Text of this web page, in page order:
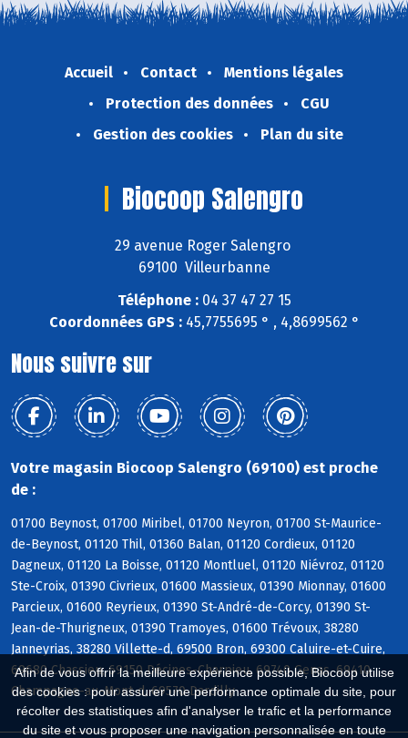
Afin de vous offrir la meilleure expérience possible, Biocoop utilise
des cookies : pour assurer une performance optimale du site, pour
récolter des statistiques afin d'analyser le trafic et la performance
du site et vous proposer une navigation personnalisée en toute
Accueil Contact
Mentions légales
Protection des données
CGU
Gestion des cookies
Plan du site
Biocoop Salengro
29 avenue Roger Salengro
69100 Villeurbanne
Téléphone :04 37 47 27 15
Coordonnées GPS :45,7755695 ° , 4,8699562 °
Nous suivre sur
Votre magasin Biocoop Salengro (69100) est proche
de :
01700 Beynost, 01700 Miribel, 01700 Neyron, 01700 St-Maurice-
de-Beynost, 01120 Thil, 01360 Balan, 01120 Cordieux, 01120
Dagneux, 01120 La Boisse, 01120 Montluel, 01120 Niévroz, 01120
Ste-Croix, 01390 Civrieux, 01600 Massieux, 01390 Mionnay, 01600
Parcieux, 01600 Reyrieux, 01390 St-André-de-Corcy, 01390 St-
Jean-de-Thurigneux, 01390 Tramoyes, 01600 Trévoux, 38280
Janneyrias, 38280 Villette-d, 69500 Bron, 69300 Caluire-et-Cuire,
69680 Chassieu, 69150 Décines-Charpieu, 69740 Genas, 69410
Champagne-au-Mont-d, 69570 Dardilly